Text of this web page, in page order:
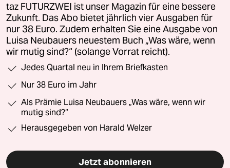
taz FUTURZWEI ist unser Magazin für eine bessere
Zukunft. Das Abo bietet jährlich vier Ausgaben für
nur 38 Euro. Zudem erhalten Sie eine Ausgabe von
Luisa Neubauers neuestem Buch „Was wäre, wenn
wir mutig sind?“ (solange Vorrat reicht).
Jedes Quartal neu in Ihrem Briefkasten
Nur 38 Euro im Jahr
Als Prämie Luisa Neubauers „Was wäre, wenn wir
mutig sind?“
Herausgegeben von Harald Welzer
Jetzt abonnieren